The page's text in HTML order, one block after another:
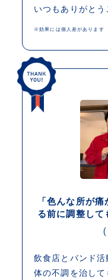
いつもありがとう
※効果には個人差があります
「色んな所が
る前に調整して
飲食店とバンド活
体の不調を治して